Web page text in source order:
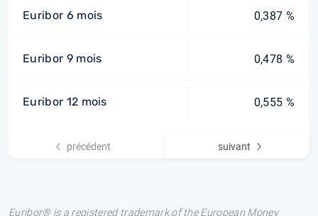
Euribor 6 mois 0,387 %
Euribor 9 mois 0,478 %
Euribor 12 mois 0,555 %
précédent suivant
Euribor® is a registered trademark of the European Money